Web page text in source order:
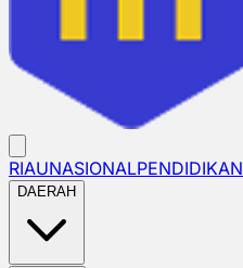
RIAUNASIONALPENDIDIKAN
DAERAH